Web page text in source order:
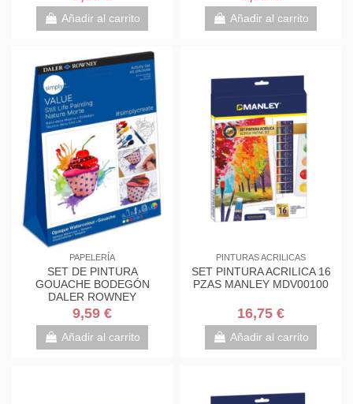
Añadir al carrito Añadir al carrito
PAPELERÍA
SET DE PINTURA
GOUACHE BODEGÓN
DALER ROWNEY
D126910111
9,59 €
Añadir al carrito
PINTURAS ACRILICAS
SET PINTURA ACRILICA 16
PZAS MANLEY MDV00100
16,75 €
Añadir al carrito